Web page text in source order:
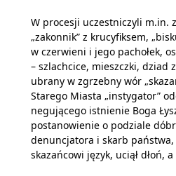
W procesji uczestniczyli m.in.
„zakonnik” z krucyfiksem,
w czerwieni i jego pachołek,
– szlachcice, mieszczki, dziad
ubrany w zgrzebny wór
Starego Miasta „instygator”
negującego istnienie Boga
postanowienie o podziale
denuncjatora i skarb państwa,
skazańcowi język, uciął dłoń,